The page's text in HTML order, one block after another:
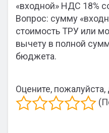
«входной» НДС 18%
Вопрос: сумму
стоимость ТРУ или
вычету в полной
бюджета.
Оцените,